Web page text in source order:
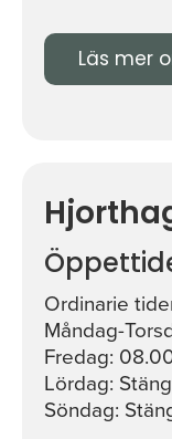
Läs mer
Ordinarie
Måndag-
Fredag:
Lördag:
Söndag: